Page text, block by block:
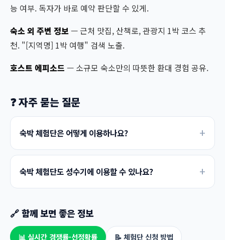
능 여부. 독자가 바로 예약 판단할 수 있게.
숙소 외 주변 정보 — 근처 맛집, 산책로, 관광지 1박 코스 추
천. "[지역명] 1박 여행" 검색 노출.
호스트 에피소드 — 소규모 숙소만의 따뜻한 환대 경험 공유.
❓ 자주 묻는 질문
숙박 체험단은 어떻게 이용하나요?
숙박 체험단도 성수기에 이용할 수 있나요?
🔗 함께 보면 좋은 정보
📊 실시간 경쟁률·선정확률 📝 체험단 신청 방법